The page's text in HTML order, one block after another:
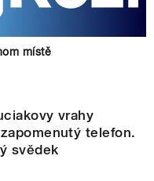
místě
vrahy
telefon.
svědek